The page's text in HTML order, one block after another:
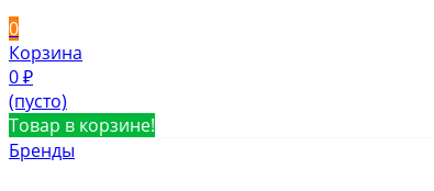
0
Корзина
0 ₽
(пусто)
Товар в корзине!
Бренды